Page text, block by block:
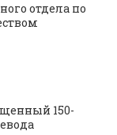
отдела по
150-